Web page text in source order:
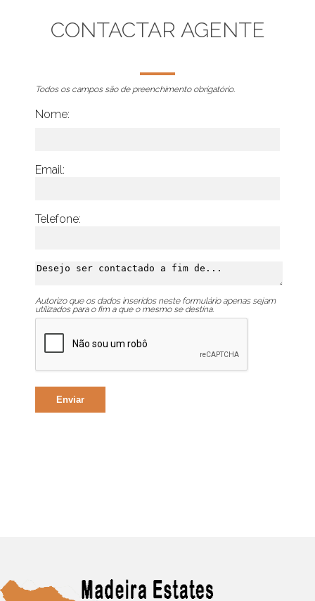
CONTACTAR AGENTE
Todos os campos são de preenchimento obrigatório.
Nome:
Email:
Telefone:
Autorizo que os dados inseridos neste formulário apenas sejam
utilizados para o fim a que o mesmo se destina.